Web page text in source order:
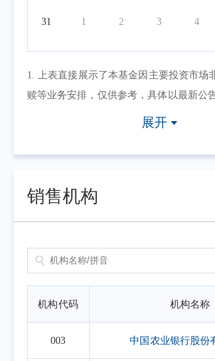
31 1 2 3 4
1. 上表直接展示了本基金因主要投资市场
赎等业务安排，仅供参考，具体以最新公
因其他原因暂停申/赎等业务或有其他交易
2. 上表默认展示一个自然月的开放日安排
间区间。
展开
销售机构
机构代码 机构名称
003 中国农业银行股份